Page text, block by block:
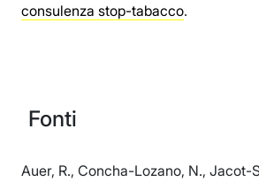
consulenza stop-tabacco.
Fonti
Auer, R., Concha-Lozano, N., Jacot-